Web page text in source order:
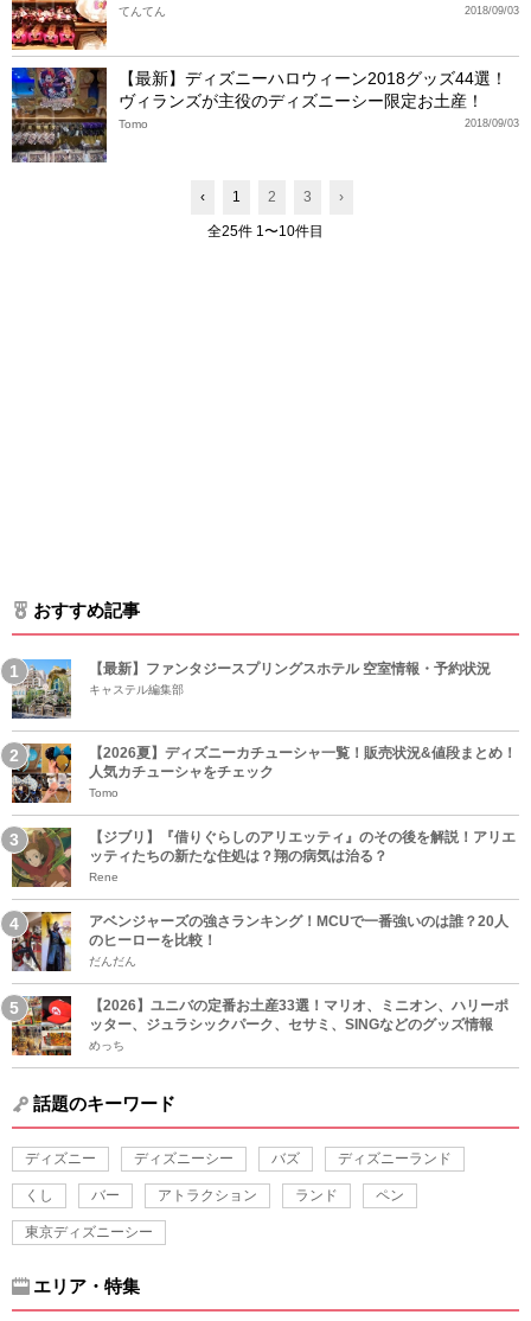
2018/09/03
てんてん
【最新】ディズニーハロウィーン2018グッズ44選！
ヴィランズが主役のディズニーシー限定お土産！
2018/09/03
Tomo
‹ 1 2 3 ›
全25件 1〜10件目
おすすめ記事
【最新】ファンタジースプリングスホテル 空室情報・予約状況
キャステル編集部
【2026夏】ディズニーカチューシャ一覧！販売状況&値段まとめ！
人気カチューシャをチェック
Tomo
【ジブリ】『借りぐらしのアリエッティ』のその後を解説！アリエ
ッティたちの新たな住処は？翔の病気は治る？
Rene
アベンジャーズの強さランキング！MCUで一番強いのは誰？20人
のヒーローを比較！
だんだん
【2026】ユニバの定番お土産33選！マリオ、ミニオン、ハリーポ
ッター、ジュラシックパーク、セサミ、SINGなどのグッズ情報
めっち
話題のキーワード
ディズニー ディズニーシー バズ ディズニーランド
くし バー アトラクション ランド ペン
東京ディズニーシー
エリア・特集